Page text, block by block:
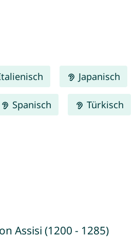
Japanisch
Spanisch Türkisch
Assisi (1200 - 1285)